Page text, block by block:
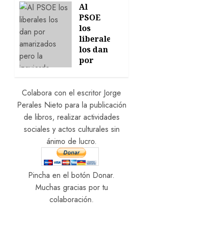
mascarillas
obligatorias
22/06/2026
0
Al
PSOE
los
liberales
los dan
por
izquierda
ganará
las
elecciones
17/05/2026
Colabora con el escritor Jorge
Perales Nieto para la publicación
de libros, realizar actividades
sociales y actos culturales sin
ánimo de lucro.
Pincha en el botón Donar.
Muchas gracias por tu
colaboración.